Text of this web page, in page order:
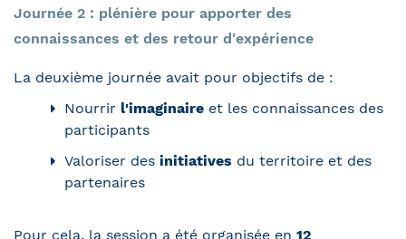
Journée 2 : plénière pour apporter des
connaissances et des retour d'expérience
La deuxième journée avait pour objectifs de :
Nourrir l'imaginaire et les connaissances des
participants
Valoriser des initiatives du territoire et des
partenaires
Pour cela, la session a été organisée en 12